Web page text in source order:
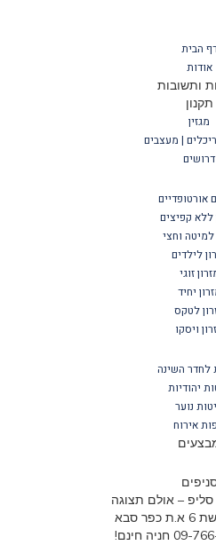
הבית
אודות
ותשובות
תקנון
מגזין
| מעצבים
דרושים
אורטופדיים
קפיצים
וחצי
לילדים
זוגי
יחיד
לטקס
ויסקו
השינה
יהודיות
נוער
אירוח
– אולם תצוגה